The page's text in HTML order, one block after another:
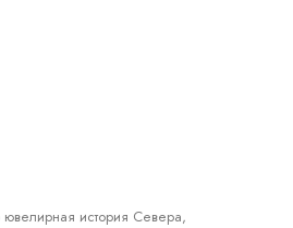
история Севера,